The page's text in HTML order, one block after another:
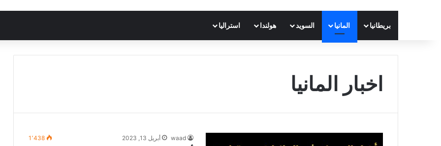
بريطانيا المانيا السويد هولندا استراليا
اخبار المانيا
waad أبريل 13, 2023 1٬438